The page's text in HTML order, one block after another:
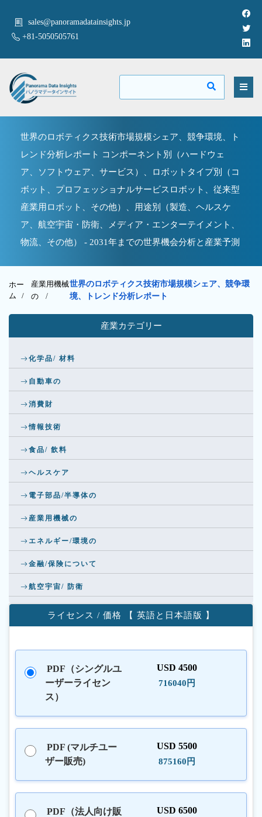
sales@panoramadatainsights.jp
+81-5050505761
世界のロボティクス技術市場規模シェア、競争環境、ト
レンド分析レポート コンポーネント別（ハードウェ
ア、ソフトウェア、サービス）、ロボットタイプ別（コ
ボット、プロフェッショナルサービスロボット、従来型
産業用ロボット、その他）、用途別（製造、ヘルスケ
ア、航空宇宙・防衛、メディア・エンターテイメント、
物流、その他） - 2031年までの世界機会分析と産業予測
ホー
ム /
産業用機械
の/
世界のロボティクス技術市場規模シェア、競争環
境、トレンド分析レポート
産業カテゴリー
化学品/ 材料
自動車の
消費財
情報技術
食品/ 飲料
ヘルスケア
電子部品/半導体の
産業用機械の
エネルギー/環境の
金融/保険について
航空宇宙/ 防衛
ライセンス / 価格 【 英語と日本語版 】
PDF（シングルユ
ーザーライセン
ス）
USD 4500
716040円
PDF (マルチユー
ザー販売)
USD 5500
875160円
PDF（法人向け販
USD 6500